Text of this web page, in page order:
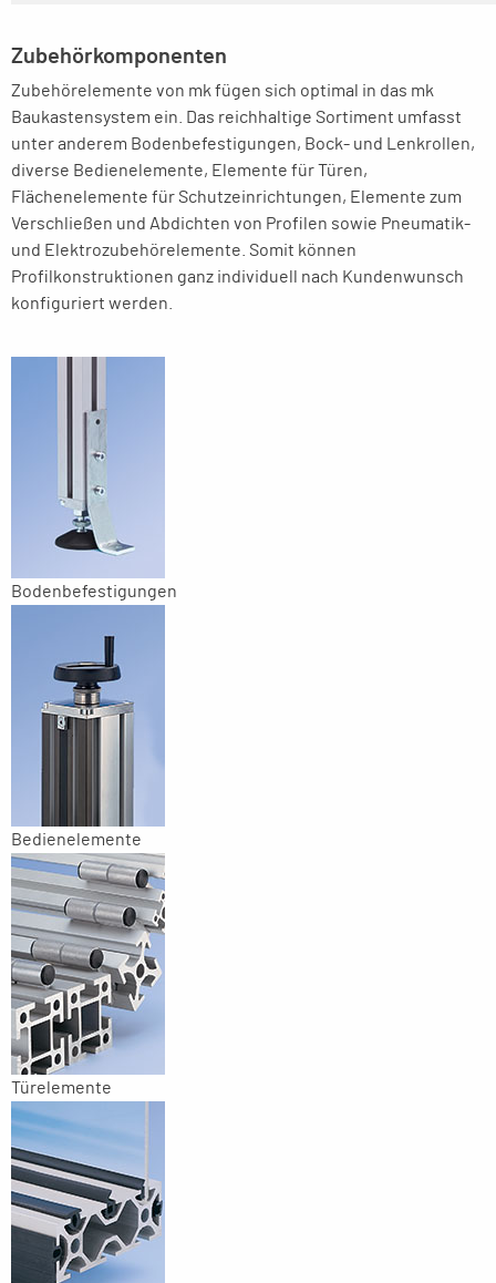
Zubehörkomponenten
Zubehörelemente von mk fügen sich optimal in das mk
Baukastensystem ein. Das reichhaltige Sortiment umfasst
unter anderem Bodenbefestigungen, Bock- und Lenkrollen,
diverse Bedienelemente, Elemente für Türen,
Flächenelemente für Schutzeinrichtungen, Elemente zum
Verschließen und Abdichten von Profilen sowie Pneumatik-
und Elektrozubehörelemente. Somit können
Profilkonstruktionen ganz individuell nach Kundenwunsch
konfiguriert werden.
Bodenbefestigungen
Bedienelemente
Türelemente